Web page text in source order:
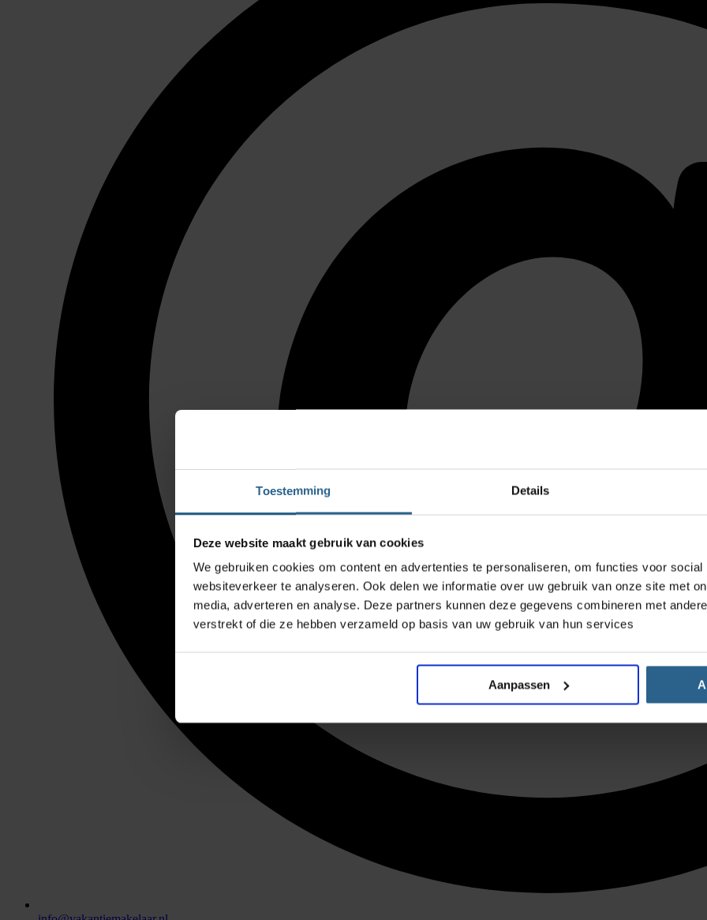
Toestemming Details
Deze website maakt gebruik van cookies
We gebruiken cookies om content en advertenties te personaliseren, om functies voor
websiteverkeer te analyseren. Ook delen we informatie over uw gebruik van onze site met
media, adverteren en analyse. Deze partners kunnen deze gegevens combineren met
verstrekt of die ze hebben verzameld op basis van uw gebruik van hun services
Aanpassen